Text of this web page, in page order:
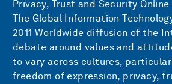
Privacy, Trust and Security
The Global Information
2011 Worldwide diffusion of the
debate around values and
to vary across cultures,
freedom of expression, privacy,